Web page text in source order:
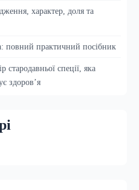
характер, доля та
повний практичний посібник
стародавньої спеції, яка
здоров’я